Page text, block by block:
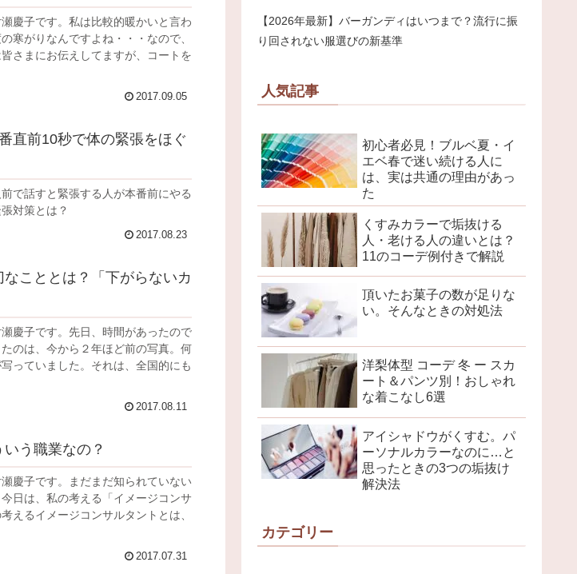
慶子です。私は比較的暖かいと言わ
寒がりなんですよね・・・なので、
さまにお伝えしてますが、コートを
2017.09.05
直前10秒で体の緊張をほぐ
で話すと緊張する人が本番前にやる
対策とは？
2017.08.23
こととは？「下がらないカ
慶子です。先日、時間があったので
のは、今から２年ほど前の写真。何
っていました。それは、全国的にも
2017.08.11
う職業なの？
慶子です。まだまだ知られていない
日は、私の考える「イメージコンサ
えるイメージコンサルタントとは、
2017.07.31
【2026年最新】バーガンディはいつまで？流行に振
り回されない服選びの新基準
人気記事
初心者必見！ブルベ夏・イ
エベ春で迷い続ける人に
は、実は共通の理由があっ
た
くすみカラーで垢抜ける
人・老ける人の違いとは？
11のコーデ例付きで解説
頂いたお菓子の数が足りな
い。そんなときの対処法
洋梨体型 コーデ 冬 ー スカ
ート＆パンツ別！おしゃれ
な着こなし6選
アイシャドウがくすむ。パ
ーソナルカラーなのに…と
思ったときの3つの垢抜け
解決法
カテゴリー